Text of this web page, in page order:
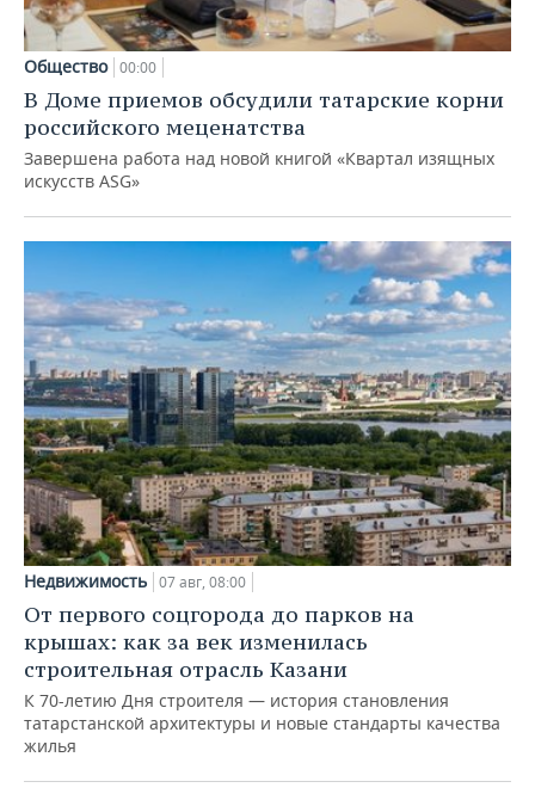
Общество 00:00
В Доме приемов обсудили татарские корни
российского меценатства
Завершена работа над новой книгой «Квартал изящных
искусств ASG»
Недвижимость 07 авг, 08:00
От первого соцгорода до парков на
крышах: как за век изменилась
строительная отрасль Казани
К 70-летию Дня строителя — история становления
татарстанской архитектуры и новые стандарты качества
жилья